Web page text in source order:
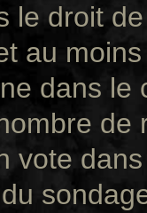
le droit
au
dans le
de
vote